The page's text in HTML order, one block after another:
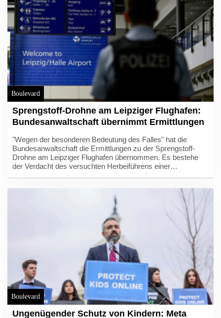
solle der Verteidigungspakt unterschrieben werden, erfuhr die
Nachrichtenagentur AFP am Morgen aus saudiarabischen
Militär- und Regierungskreisen.
Boulevard
Sprengstoff-Drohne am Leipziger Flughafen:
Bundesanwaltschaft übernimmt Ermittlungen
"Wegen der besonderen Bedeutung des Falles" hat die
Bundesanwaltschaft die Ermittlungen zu der Sprengstoff-
Drohne am Leipziger Flughafen übernommen. Es bestehe
der Verdacht des versuchten Herbeiführens einer
Verteidigungsexpertin Marie-Agnes Strack-Zimmermann sah
derweil Russland hinter dem Vorfall, der zu einer Diskussion
über die Zuständigkeiten bei der Drohnen-Abwehr führte.
Boulevard
Ungenügender Schutz von Kindern: Meta